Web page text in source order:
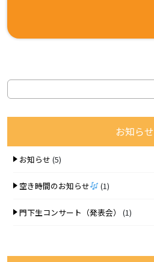
お知らせ
お知らせ (5)
空き時間のお知らせ (1)
門下生コンサート（発表会） (1)